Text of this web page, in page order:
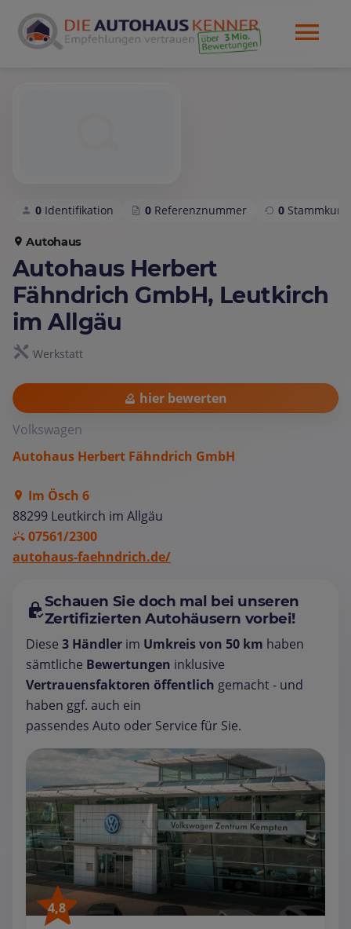
0 Identifikation 0 Referenznummer 0
Autohaus
Autohaus Herbert
Fähndrich GmbH, Leutkirch
im Allgäu
Werkstatt
hier bewerten
Volkswagen
Autohaus Herbert Fähndrich GmbH
Im Ösch 6
88299 Leutkirch im Allgäu
07561/2300
autohaus-faehndrich.de/
Schauen Sie doch mal bei unseren
Zertifizierten Autohäusern vorbei!
Diese 3 Händler im Umkreis von 50 km haben
sämtliche Bewertungen inklusive
Vertrauensfaktoren öffentlich gemacht - und
haben ggf. auch ein
passendes Auto oder Service für Sie.
4,8